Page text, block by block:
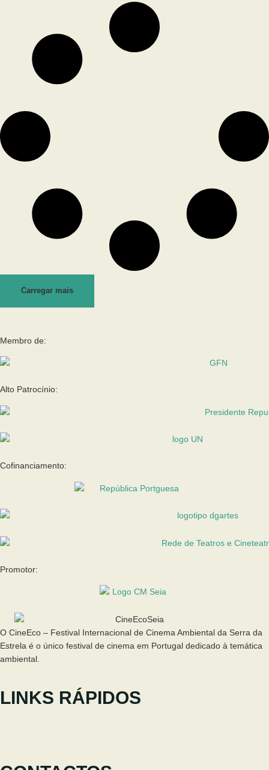
Carregar mais
Membro de:
Alto Patrocínio:
Cofinanciamento:
Promotor:
O CineEco – Festival Internacional de Cinema Ambiental da Serra da
Estrela é o único festival de cinema em Portugal dedicado à temática
ambiental.
LINKS RÁPIDOS